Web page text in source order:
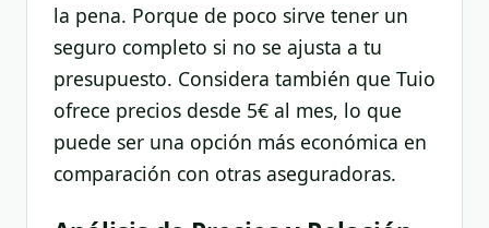
la pena. Porque de poco sirve tener un
seguro completo si no se ajusta a tu
presupuesto. Considera también que Tuio
ofrece precios desde 5€ al mes, lo que
puede ser una opción más económica en
comparación con otras aseguradoras.